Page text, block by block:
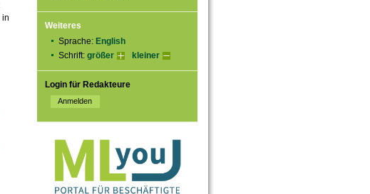
Weiteres
Sprache: English
Schrift: größer kleiner
Login für Redakteure
in